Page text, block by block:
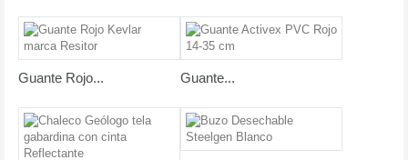
Guante Rojo... Guante...